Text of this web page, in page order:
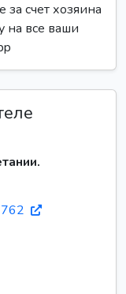
счет хозяина
на все ваши